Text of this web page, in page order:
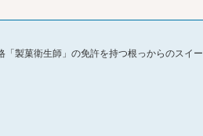
製菓衛生師」の免許を持つ根っからのスイー